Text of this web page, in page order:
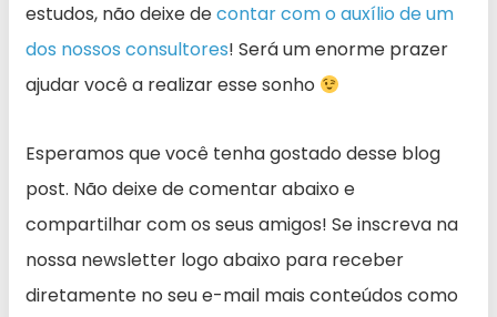
estudos, não deixe decontar com o auxílio de um
dos nossos consultores! Será um enorme prazer
ajudar você a realizar esse sonho
Esperamos que você tenha gostado desse blog
post. Não deixe de comentar abaixo e
compartilhar com os seus amigos! Se inscreva na
nossa newsletter logo abaixo para receber
diretamente no seu e-mail mais conteúdos como